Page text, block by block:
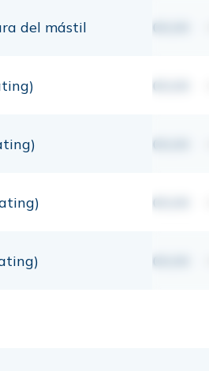
del mástil 00,00
00,00
00,00
00,00
00,00